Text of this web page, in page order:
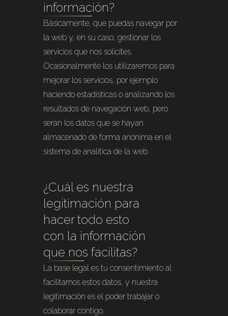
información?
Básicamente, que puedas navegar por
la web y, en su caso, gestionar los
servicios que nos solicites.
Ocasionalmente los utilizaremos para
mejorar los servicios, por ejemplo
haciendo estadísticas o analizando los
resultados de navegación web, pero
serán los datos que se hayan
almacenado de forma anónima en el
sistema de analítica de la web.
¿Cuál es nuestra
legitimación para
hacer todo esto
con la información
que nos facilitas?
La base legal es tu consentimiento al
facilitarnos estos datos, y nuestra
legitimación es el poder trabajar o
colaborar contigo.